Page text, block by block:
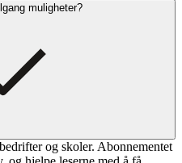
muligheter?
og skoler. Abonnementet